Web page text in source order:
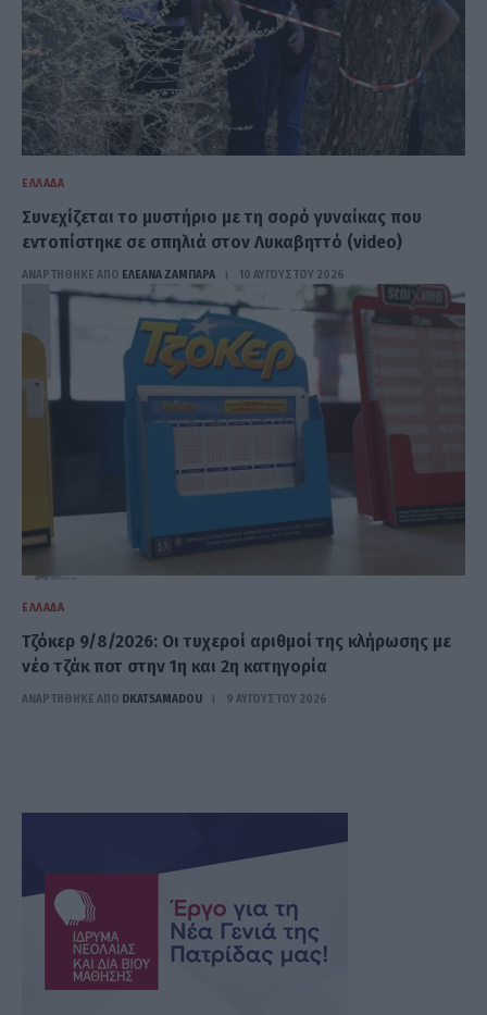
ΕΛΛΆΔΑ
Συνεχίζεται το μυστήριο με τη σορό γυναίκας που
εντοπίστηκε σε σπηλιά στον Λυκαβηττό (video)
ΑΝΑΡΤΗΘΗΚΕ ΑΠΟ ΕΛΕΑΝΑ ΖΑΜΠΑΡΑ 10 ΑΥΓΟΎΣΤΟΥ 2026
ΕΛΛΆΔΑ
Τζόκερ 9/8/2026: Οι τυχεροί αριθμοί της κλήρωσης με
νέο τζάκ ποτ στην 1η και 2η κατηγορία
ΑΝΑΡΤΗΘΗΚΕ ΑΠΟ DKATSAMADOU 9 ΑΥΓΟΎΣΤΟΥ 2026